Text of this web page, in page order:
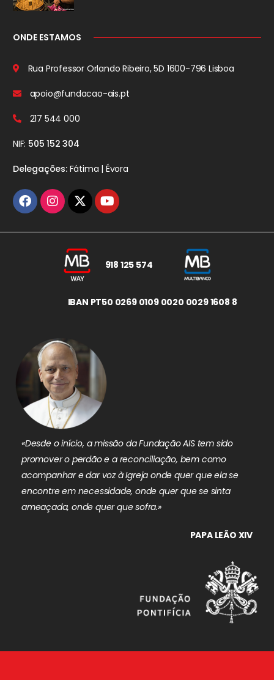
ONDE ESTAMOS
Rua Professor Orlando Ribeiro, 5D 1600-796 Lisboa
apoio@fundacao-ais.pt
217 544 000
NIF: 505 152 304
Delegações:Fátima | Évora
918 125 574
IBAN PT50 0269 0109 0020 0029 1608 8
«Desde o início, a missão da Fundação AIS tem sido
promover o perdão e a reconciliação, bem como
acompanhar e dar voz à Igreja onde quer que ela se
encontre em necessidade, onde quer que se sinta
ameaçada, onde quer que sofra.»
PAPA LEÃO XIV